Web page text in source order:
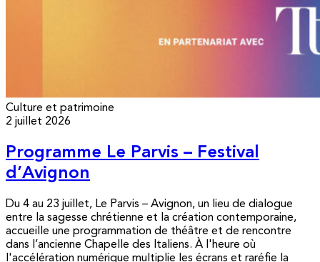
Culture et patrimoine
2 juillet 2026
Programme Le Parvis – Festival
d’Avignon
Du 4 au 23 juillet, Le Parvis – Avignon, un lieu de dialogue
entre la sagesse chrétienne et la création contemporaine,
accueille une programmation de théâtre et de rencontre
dans l’ancienne Chapelle des Italiens. À l'heure où
l'accélération numérique multiplie les écrans et raréfie la